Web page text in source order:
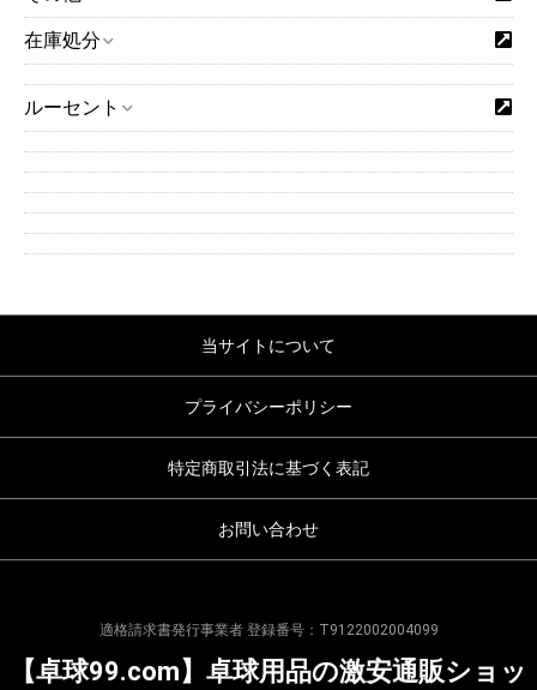
在庫処分
ルーセント
当サイトについて
プライバシーポリシー
特定商取引法に基づく表記
お問い合わせ
適格請求書発行事業者 登録番号：T9122002004099
【卓球99.com】卓球用品の激安通販ショッ